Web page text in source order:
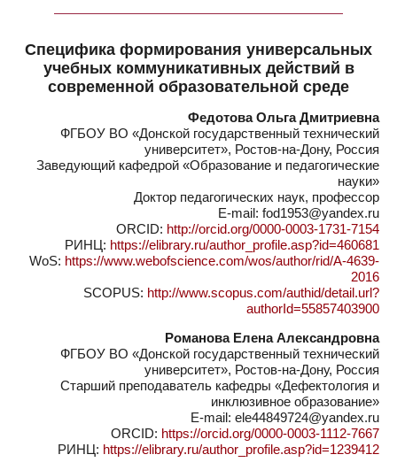
Специфика формирования универсальных
учебных коммуникативных действий в
современной образовательной среде
Федотова Ольга Дмитриевна
ФГБОУ ВО «Донской государственный технический
университет», Ростов-на-Дону, Россия
Заведующий кафедрой «Образование и педагогические
науки»
Доктор педагогических наук, профессор
E-mail: fod1953@yandex.ru
ORCID: http://orcid.org/0000-0003-1731-7154
РИНЦ: https://elibrary.ru/author_profile.asp?id=460681
WoS: https://www.webofscience.com/wos/author/rid/A-4639-
2016
SCOPUS: http://www.scopus.com/authid/detail.url?
authorId=55857403900
Романова Елена Александровна
ФГБОУ ВО «Донской государственный технический
университет», Ростов-на-Дону, Россия
Старший преподаватель кафедры «Дефектология и
инклюзивное образование»
E-mail: ele44849724@yandex.ru
ORCID: https://orcid.org/0000-0003-1112-7667
РИНЦ: https://elibrary.ru/author_profile.asp?id=1239412